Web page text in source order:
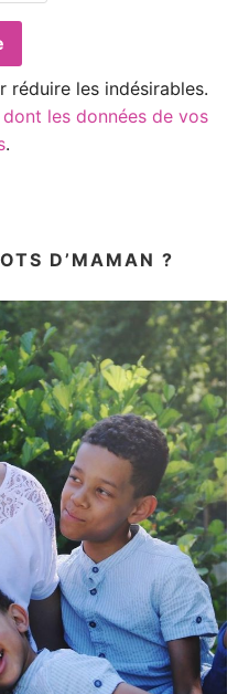
réduire les indésirables.
les données de vos
.
D’MAMAN ?